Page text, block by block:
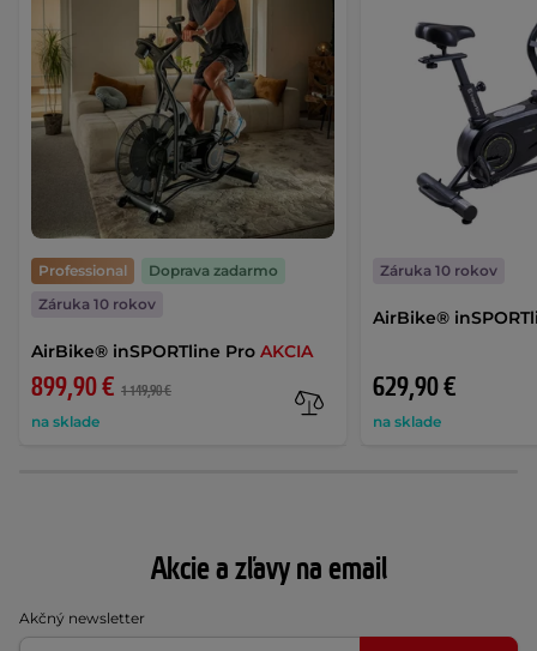
AirBike® inSPORTline Pro AKCIA
899,90 € 1 149,90 €
na sklade
Professional
Doprava zadarmo
Záruka 10 rokov
AirBike®
629,90 €
na sklade
Záruka 10 rokov
Akcie a zľavy na email
Akčný newsletter